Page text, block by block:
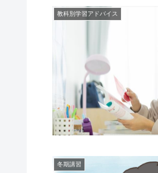
教科別学習アドバイス
冬期講習